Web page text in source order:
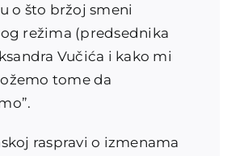
o što bržoj smeni
režima (predsednika
Vučića i kako mi
tome da
raspravi o izmenama